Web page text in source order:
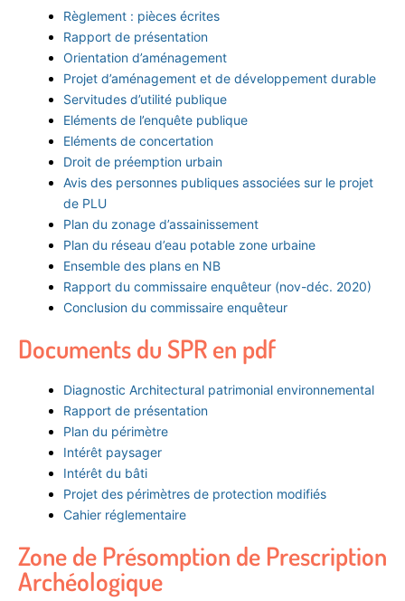
Règlement : pièces écrites
Rapport de présentation
Orientation d’aménagement
Projet d’aménagement et de développement durable
Servitudes d’utilité publique
Eléments de l’enquête publique
Eléments de concertation
Droit de préemption urbain
Avis des personnes publiques associées sur le projet
de PLU
Plan du zonage d’assainissement
Plan du réseau d’eau potable zone urbaine
Ensemble des plans en NB
Rapport du commissaire enquêteur (nov-déc. 2020)
Conclusion du commissaire enquêteur
Documents du SPR en pdf
Diagnostic Architectural patrimonial environnemental
Rapport de présentation
Plan du périmètre
Intérêt paysager
Intérêt du bâti
Projet des périmètres de protection modifiés
Cahier réglementaire
Zone de Présomption de Prescription
Archéologique